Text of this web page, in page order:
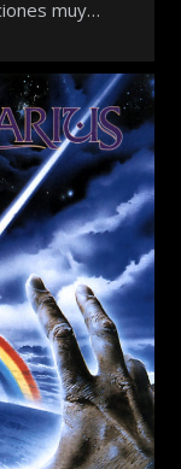
muy…